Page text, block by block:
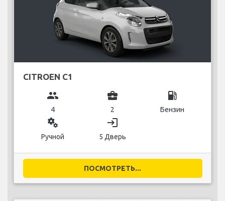
CITROEN C1
group
4
business_center
2
local_gas_station
Бензин
miscellaneous_services
Ручной
login
5 Дверь
ПОСМОТРЕТЬ...